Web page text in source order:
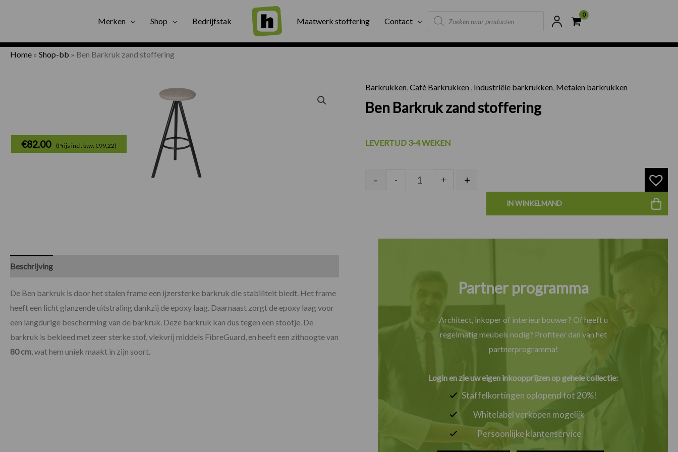
Merken Shop Bedrijfstak Maatwerk stoffering Contact
Products
search
Gratis bezorging Binnen twee werkdagen geleverd Externe voorraad Scherpste prijzen van NL
Home » Shop-bb » Ben Barkruk zand stoffering
Barkrukken,Café Barkrukken , Industriële barkrukken, Metalen barkrukken
Ben Barkruk zand stoffering
€82.00 (Prijs incl. btw: €99,22) LEVERTIJD 3-4 WEKEN
Ben Barkruk zand stoffering aantal
- - + +
IN WINKELMAND
Beschrijving
De Ben barkruk is door het stalen frame een ijzersterke barkruk die stabiliteit biedt. Het frame
heeft een licht glanzende uitstraling dankzij de epoxy laag. Daarnaast zorgt de epoxy laag voor
een langdurige bescherming van de barkruk. Deze barkruk kan dus tegen een stootje. De
barkruk is bekleed met zeer sterke stof, vlekvrij middels FibreGuard, en heeft een zithoogte van
80 cm , wat hem uniek maakt in zijn soort.
Partner programma
Architect, inkoper of interieurbouwer? Of heeft u
regelmatig meubels nodig? Profiteer dan van het
partnerprogramma!
Login en zie uw eigen inkoopprijzen op gehele collectie:
Staffelkortingen oplopend tot 20%!
Whitelabel verkopen mogelijk
Persoonlijke klantenservice